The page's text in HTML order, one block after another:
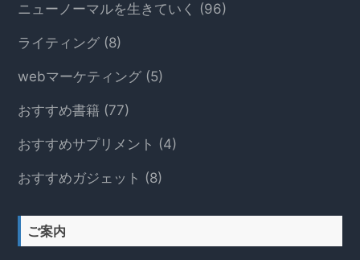
ニューノーマルを生きていく (96)
ライティング (8)
webマーケティング (5)
おすすめ書籍 (77)
おすすめサプリメント (4)
おすすめガジェット (8)
ご案内